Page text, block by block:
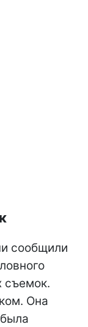
сообщили
съемок.
Она